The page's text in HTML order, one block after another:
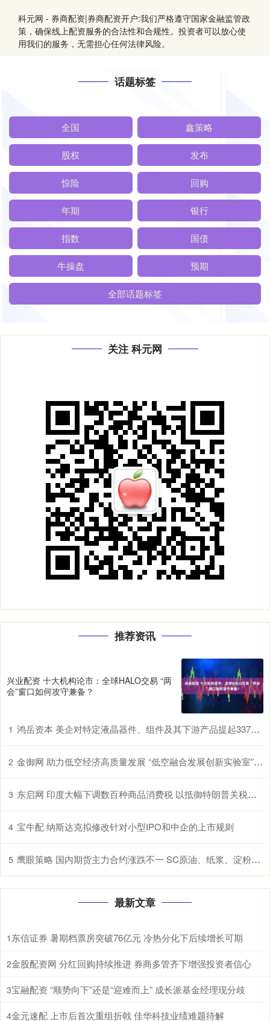
科元网 - 券商配资|券商配资开户:我们严格遵守国家金融监管政
策，确保线上配资服务的合法性和合规性。投资者可以放心使
用我们的服务，无需担心任何法律风险。
话题标签
全国 鑫策略
股权 发布
惊险 回购
年期 银行
指数 国债
牛操盘 预期
全部话题标签
关注 科元网
推荐资讯
兴业配资 十大机构论市：全球HALO交易 “两
会”窗口如何攻守兼备？
1 鸿岳资本 美企对特定液晶器件、组件及其下游产品提起337调查申请，多家中企为列名被告
2 金御网 助力低空经济高质量发展 “低空融合发展创新实验室”在鄂揭牌
3 东启网 印度大幅下调数百种商品消费税 以抵御特朗普关税冲击
4 宝牛配 纳斯达克拟修改针对小型IPO和中企的上市规则
5 鹰眼策略 国内期货主力合约涨跌不一 SC原油、纸浆、淀粉、原木、棉花涨超1%
最新文章
1 东信证券 暑期档票房突破76亿元 冷热分化下后续增长可期
2金股配资网 分红回购持续推进 券商多管齐下增强投资者信心
3宝融配资 “顺势向下”还是“迎难而上” 成长派基金经理现分歧
4金元速配 上市后首次重组折戟 佳华科技业绩难题待解